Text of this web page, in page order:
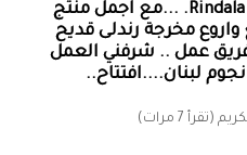
مؤمنة الشامي‏ مع ‏‎Rindala Kodeih‎‏. ...مع اجمل منتج
مخرجة رندلى قديح
عمل .. شرفني العمل
لبنان....افتتاح..